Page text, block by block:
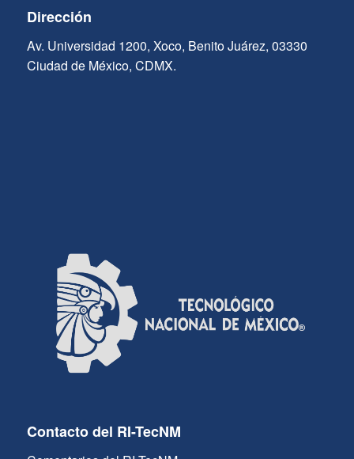
Dirección
Av. Universidad 1200, Xoco, Benito Juárez, 03330
Ciudad de México, CDMX.
Contacto del RI-TecNM